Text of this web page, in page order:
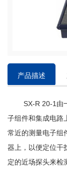
产品描述
SX-R 20-1由
子组件和集成电路
常近的测量电子组
器上，以便定位干
定的近场探头来检